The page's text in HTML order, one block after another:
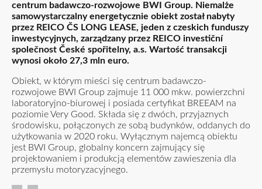
centrum badawczo-rozwojowe BWI Group. Niemalże
samowystarczalny energetycznie obiekt został nabyty
przez REICO ČS LONG LEASE, jeden z czeskich funduszy
inwestycyjnych, zarządzany przez REICO investiční
společnost České spořitelny, a.s. Wartość transakcji
wynosi około 27,3 mln euro.
Obiekt, w którym mieści się centrum badawczo-
rozwojowe BWI Group zajmuje 11 000 mkw. powierzchni
laboratoryjno-biurowej i posiada certyfikat BREEAM na
poziomie Very Good. Składa się z dwóch, przyjaznych
środowisku, połączonych ze sobą budynków, oddanych do
użytkowania w 2020 roku. Wyłącznym najemcą obiektu
jest BWI Group, globalny koncern zajmujący się
projektowaniem i produkcją elementów zawieszenia dla
przemysłu motoryzacyjnego.